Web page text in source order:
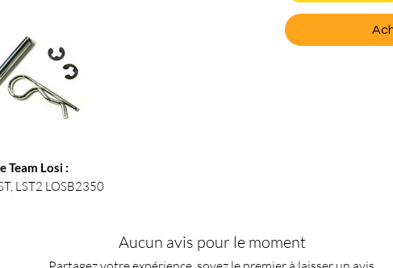
Team Losi :
LST2 LOSB2350
Aucun avis pour le moment